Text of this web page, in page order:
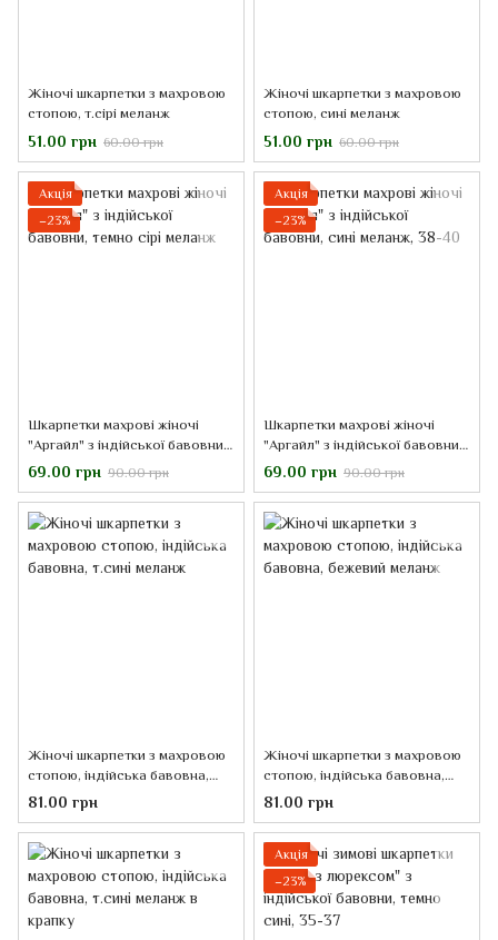
Жіночі шкарпетки з махровою
стопою, т.сірі меланж
51.00 грн 60.00 грн
Жіночі шкарпетки з махровою
стопою, сині меланж
51.00 грн 60.00 грн
Акція
−23%
Шкарпетки махрові жіночі
"Аргайл" з індійської бавовни,
темно сірі меланж
69.00 грн 90.00 грн
Акція
−23%
Шкарпетки махрові жіночі
"Аргайл" з індійської бавовни,
сині меланж, 38-40
69.00 грн 90.00 грн
Жіночі шкарпетки з махровою
стопою, індійська бавовна,
т.сині меланж
81.00 грн
Жіночі шкарпетки з махровою
стопою, індійська бавовна,
бежевий меланж
81.00 грн
Акція
−23%